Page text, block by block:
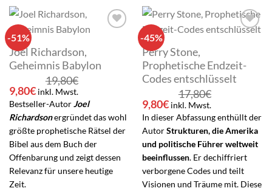
-51%
Joel Richardson,
Geheimnis Babylon
19,80€
Ursprünglicher
Preis
war:
19,80€
9,80€Aktueller
Preis
ist:
9,80€.
inkl. Mwst.
Bestseller-AutorJoel
Richardsonergründet das wohl
größte prophetische Rätsel der
Bibel aus dem Buch der
Offenbarung und zeigt dessen
Relevanz für unsere heutige
Zeit.
-45%
Perry Stone,
Prophetische Endzeit-
Codes entschlüsselt
17,80€
Ursprünglicher
Preis
war:
17,80€
9,80€Aktueller
Preis
ist:
9,80€.
inkl. Mwst.
In dieser Abfassung enthüllt der
AutorStrukturen, die Amerika
und politische Führer weltweit
beeinflussen. Er dechiffriert
verborgene Codes und teilt
Visionen und Träume mit. Diese